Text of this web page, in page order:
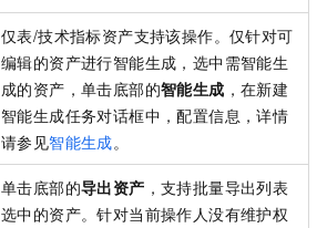
仅表/技术指标资产支持该操作。仅针对可
编辑的资产进行智能生成，选中需智能生
成的资产，单击底部的智能生成 ，在新建
智能生成任务对话框中，配置信息，详情
请参见智能生成。
单击底部的导出资产 ，支持批量导出列表
选中的资产。针对当前操作人没有维护权